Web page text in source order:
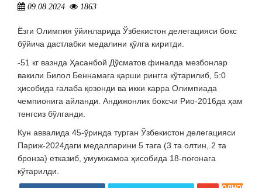
09.08.2024 1863
Ёзги Олимпия ўйинларида Ўзбекистон делегацияси бокс
бўйича дастлабки медалини қўлга киритди.
-51 кг вазнда Ҳасанбой Дўсматов финалда мезбонлар
вакили Билол Беннамага қарши рингга кўтарилиб, 5:0
ҳисобида ғалаба қозонди ва икки карра Олимпиада
чемпионига айланди. Андижонлик боксчи Рио-2016да ҳам
тенгсиз бўлганди.
Кун аввалида 45-ўринда турган Ўзбекистон делегацияси
Париж-2024даги медалларини 5 тага (3 та олтин, 2 та
бронза) етказиб, умумжамоа ҳисобида 18-поғонага
кўтарилди.